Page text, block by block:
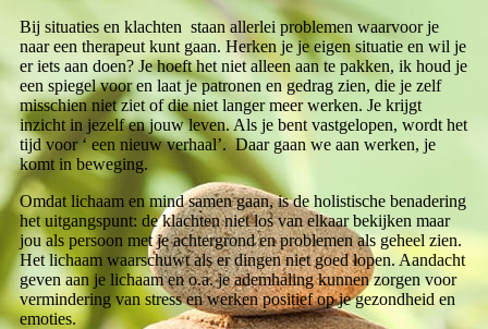
Bij situaties en klachten staan allerlei problemen waarvoor je
naar een therapeut kunt gaan. Herken je je eigen situatie en wil je
er iets aan doen? Je hoeft het niet alleen aan te pakken, ik houd je
een spiegel voor en laat je patronen en gedrag zien, die je zelf
misschien niet ziet of die niet langer meer werken. Je krijgt
inzicht in jezelf en jouw leven. Als je bent vastgelopen, wordt het
tijd voor ‘ een nieuw verhaal’. Daar gaan we aan werken, je
komt in beweging.
Omdat lichaam en mind samen gaan, is de holistische benadering
het uitgangspunt: de klachten niet los van elkaar bekijken maar
jou als persoon met je achtergrond en problemen als geheel zien.
Het lichaam waarschuwt als er dingen niet goed lopen. Aandacht
geven aan je lichaam en o.a. je ademhaling kunnen zorgen voor
vermindering van stress en werken positief op je gezondheid en
emoties.